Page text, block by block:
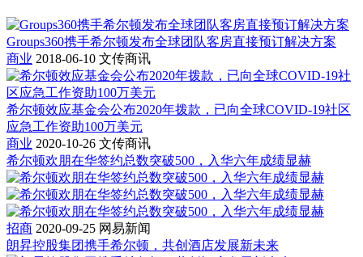
Groups360携手希尔顿发布全球团队客房直接预订解决方案
商业 2018-06-10 文传商讯
希尔顿效应基金会公布2020年拨款，已向全球COVID-19社区
应急工作资助100万美元
商业 2020-10-26 文传商讯
希尔顿欢朋在华签约总数突破500，入华六年成绩显赫
招商 2020-09-25 网易新闻
朗昇控股集团携手希尔顿，共创酒店发展新未来